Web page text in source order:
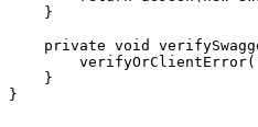
    }
private void
        verifyOrClientError(
    }